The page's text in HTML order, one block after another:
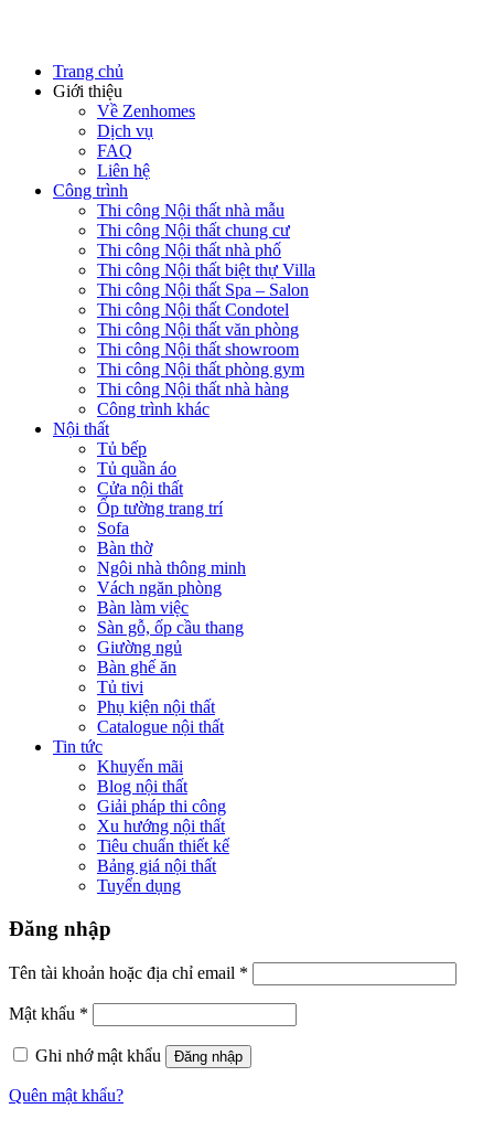
Trang chủ
Giới thiệu
Về Zenhomes
Dịch vụ
FAQ
Liên hệ
Công trình
Thi công Nội thất nhà mẫu
Thi công Nội thất chung cư
Thi công Nội thất nhà phố
Thi công Nội thất biệt thự Villa
Thi công Nội thất Spa – Salon
Thi công Nội thất Condotel
Thi công Nội thất văn phòng
Thi công Nội thất showroom
Thi công Nội thất phòng gym
Thi công Nội thất nhà hàng
Công trình khác
Nội thất
Tủ bếp
Tủ quần áo
Cửa nội thất
Ốp tường trang trí
Sofa
Bàn thờ
Ngôi nhà thông minh
Vách ngăn phòng
Bàn làm việc
Sàn gỗ, ốp cầu thang
Giường ngủ
Bàn ghế ăn
Tủ tivi
Phụ kiện nội thất
Catalogue nội thất
Tin tức
Khuyến mãi
Blog nội thất
Giải pháp thi công
Xu hướng nội thất
Tiêu chuẩn thiết kế
Bảng giá nội thất
Tuyển dụng
Đăng nhập
Tên tài khoản hoặc địa chỉ email *
Mật khẩu *
Ghi nhớ mật khẩu Đăng nhập
Quên mật khẩu?